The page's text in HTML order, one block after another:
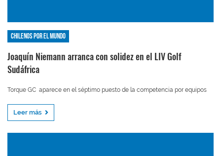
Chilenos por el mundo
Joaquín Niemann arranca con solidez en el LIV Golf
Sudáfrica
Torque GC aparece en el séptimo puesto de la competencia por equipos
Leer más